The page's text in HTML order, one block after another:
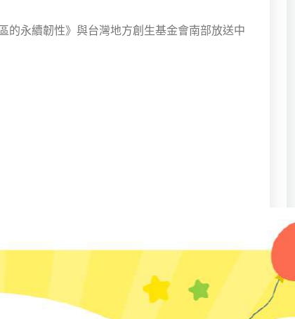
永續韌性》與台灣地方創生基金會南部放送中